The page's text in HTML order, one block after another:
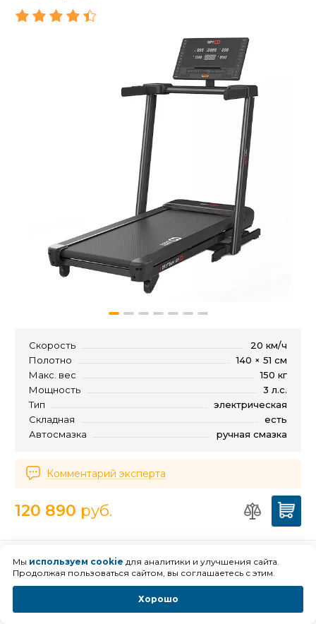
Скорость
20 км/ч
Полотно
140 × 51 см
Макс. вес
150 кг
Мощность
3 л.с.
Тип
электрическая
Складная
есть
Автосмазка
ручная смазка
Комментарий эксперта
120 890 руб.
Беговая дорожка Кардио Пауэр
СТ500
Мы используем cookie для аналитики и улучшения сайта.
Продолжая пользоваться сайтом, вы соглашаетесь с этим.
Хорошо